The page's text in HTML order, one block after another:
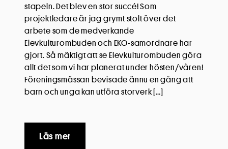
stapeln. Det blev en stor succé! Som
projektledare är jag grymt stolt över det
arbete som de medverkande
Elevkulturombuden och EKO-samordnare har
gjort. Så mäktigt att se Elevkulturombuden göra
allt det som vi har planerat under hösten/våren!
Föreningsmässan bevisade ännu en gång att
barn och unga kan utföra storverk […]
Läs mer